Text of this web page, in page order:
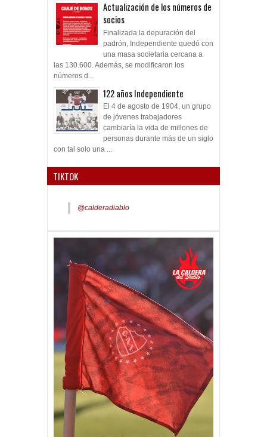
Actualización de los números de
socios
Finalizada la depuración del
padrón, Independiente quedó con
una masa societaria cercana a
las 130.600. Además, se modificaron los
números d...
122 años Independiente
El 4 de agosto de 1904, un grupo
de jóvenes trabajadores
cambiaría la vida de millones de
personas durante más de un siglo
con tal solo una ...
TIKTOK
@calderadiablo